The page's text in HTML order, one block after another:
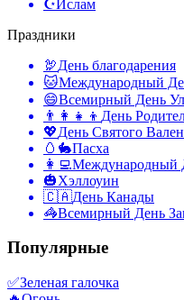
☪️Ислам
Праздники
🦃День благодарения
🐱Международный
😄Всемирный День
👨‍👩‍👧‍👦 День
💖День Святого
🥚🐇Пасха
👩‍💻Международный
🎃Хэллоуин
🇨🇦День Канады
🦓Всемирный День
Популярные
✅Зеленая галочка